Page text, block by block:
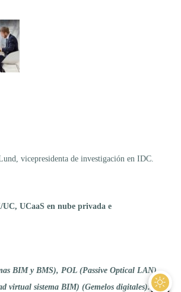
vicepresidenta de investigación en IDC.
UC, UCaaS en nube privada e
BIM y BMS), POL (Passive Optical LAN).
virtual sistema BIM) (Gemelos digitales).